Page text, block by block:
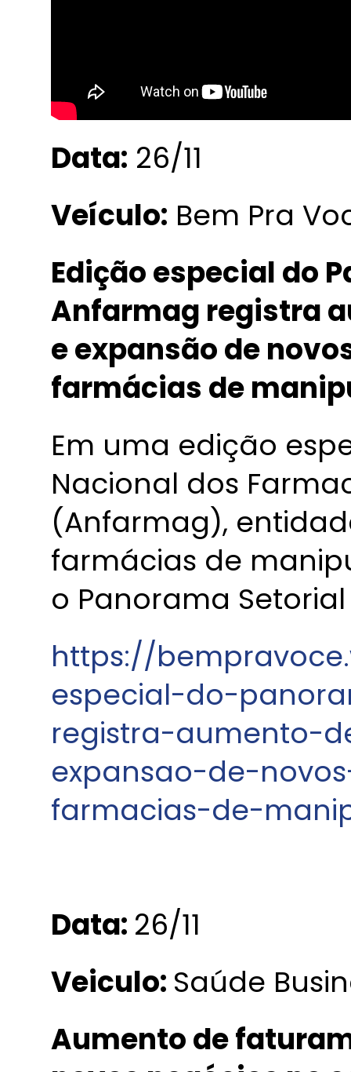
Data: 26/11
Veículo: Bem Pra
Edição especial do
Anfarmag registra
e expansão de
farmácias de
Em uma edição
Nacional dos
(Anfarmag),
farmácias de
o Panorama Setorial
https://
especial-do-
registra-aumento-
expansao-de-
farmacias-de-
Data: 26/11
Veiculo: Saúde
Aumento de